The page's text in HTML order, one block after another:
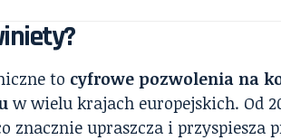
to cyfrowe pozwolenia na
w wielu krajach europejskich. Od
znacznie upraszcza i przyspiesza